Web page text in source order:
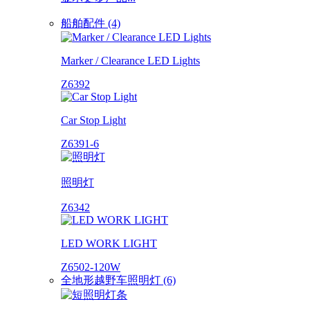
船舶配件 (4)
Marker / Clearance LED Lights
Z6392
Car Stop Light
Z6391-6
照明灯
Z6342
LED WORK LIGHT
Z6502-120W
全地形越野车照明灯 (6)